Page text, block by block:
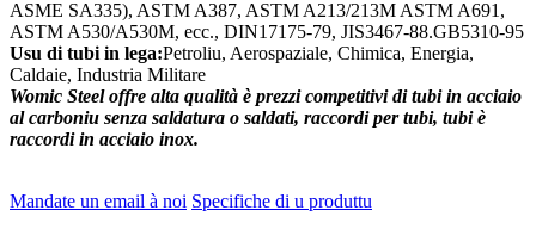
ASME SA335), ASTM A387, ASTM A213/213M ASTM A691,
ASTM A530/A530M, ecc., DIN17175-79, JIS3467-88.GB5310-95
Usu di tubi in lega:Petroliu, Aerospaziale, Chimica, Energia,
Caldaie, Industria Militare
Womic Steel offre alta qualità è prezzi competitivi di tubi in acciaio
al carboniu senza saldatura o saldati, raccordi per tubi, tubi è
raccordi in acciaio inox.
Mandate un email à noi Specifiche di u produttu